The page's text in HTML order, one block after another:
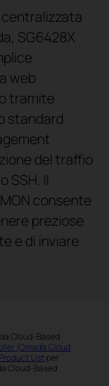
SG6428X
web
tramite
standard
del traffio
SSH. Il
consente
preziose
e di inviare
Cloud-Based
(Omada Cloud
List per
Cloud-Based